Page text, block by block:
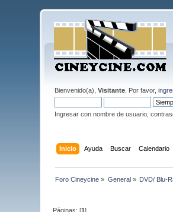
Bienvenido(a),Visitante . Por favor,
Ingresar con nombre de usuario,
Inicio Ayuda Buscar Calendario
Foro Cineycine » General» DVD/ Blu-
Páginas: [1]